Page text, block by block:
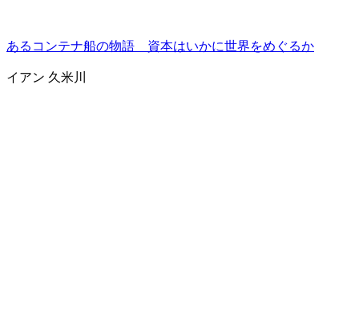
あるコンテナ船の物語 資本はいかに世界をめぐるか
イアン 久米川